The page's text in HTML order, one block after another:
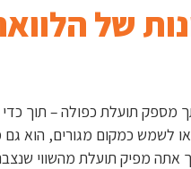
של
מספק תועלת כפולה – תוך
לשמש כמקום מגורים, הוא
אתה מפיק תועלת מהשווי